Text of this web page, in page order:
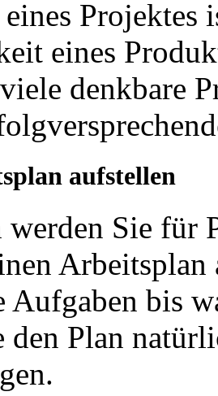
eines
denkbare
aufstellen
Sie für
Aufgaben bis
den Plan